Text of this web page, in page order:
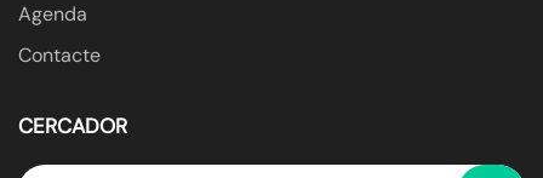
Agenda
Contacte
CERCADOR